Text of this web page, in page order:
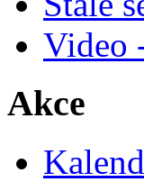
Video
Akce